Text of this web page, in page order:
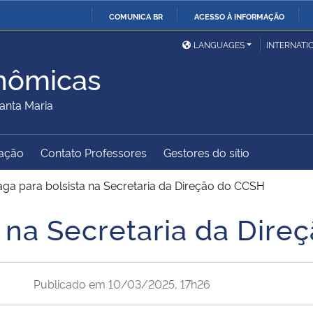
COMUNICA BR ACESSO À INFORMAÇÃO
Ministério da Defesa
Ministério das Relações
Exteriores
Ministério da Cidadania
Ministério do
Desenvolvimento Regional
Controladoria-Geral da
União
Advocacia-Geral da União Banco Central do Brasil
LANGUAGES
Maria
Contato Professores Gestores do sítio
para bolsista na Secretaria da Direção do CCSH
Secretaria da
Publicado em 10/03/2025, 17h26